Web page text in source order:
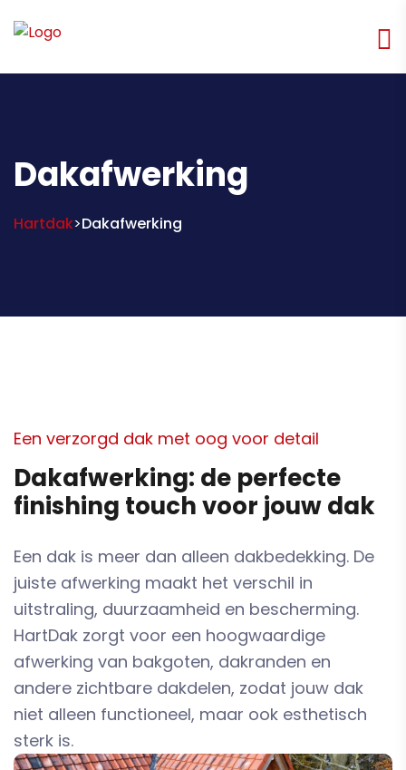
Dakafwerking
Hartdak>Dakafwerking
Een verzorgd dak met oog voor detail
Dakafwerking: de perfecte
finishing touch voor jouw dak
Een dak is meer dan alleen dakbedekking. De
juiste afwerking maakt het verschil in
uitstraling, duurzaamheid en bescherming.
HartDak zorgt voor een hoogwaardige
afwerking van bakgoten, dakranden en
andere zichtbare dakdelen, zodat jouw dak
niet alleen functioneel, maar ook esthetisch
sterk is.